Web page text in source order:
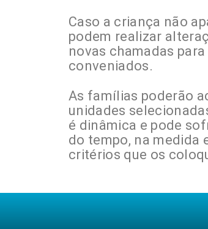
Caso a criança não
podem realizar
novas chamadas
conveniados.
As famílias poderão
unidades
é dinâmica e pode
do tempo, na medida
critérios que os